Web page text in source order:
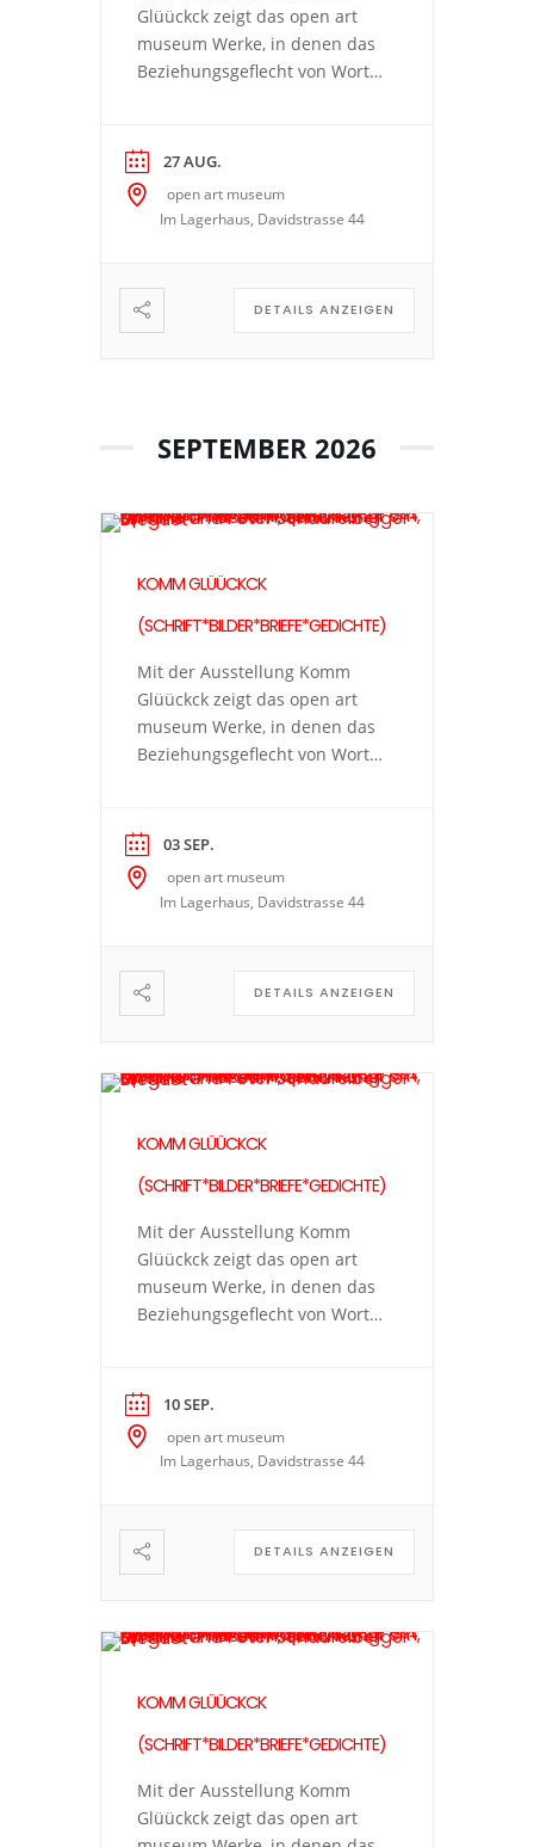
Glüückck zeigt das open art
museum Werke, in denen das
Beziehungsgeflecht von Wort
führt zu spannenden Fragen:
Wann wird ein Gedanke in
Sprache gefasst, wann nimmt
Bild ausdrücken, das ein Text
nicht kann […]
27 AUG.
open art museum
Im Lagerhaus, Davidstrasse 44
DETAILS ANZEIGEN
SEPTEMBER 2026
KOMM GLÜÜCKCK
(SCHRIFT*BILDER*BRIEFE*GEDICHTE)
Mit der Ausstellung Komm
Glüückck zeigt das open art
museum Werke, in denen das
Beziehungsgeflecht von Wort
führt zu spannenden Fragen:
Wann wird ein Gedanke in
Sprache gefasst, wann nimmt
er verschriftlicht die Form
Bild ausdrücken, das ein Text
nicht kann […]
03 SEP.
open art museum
Im Lagerhaus, Davidstrasse 44
DETAILS ANZEIGEN
KOMM GLÜÜCKCK
(SCHRIFT*BILDER*BRIEFE*GEDICHTE)
Mit der Ausstellung Komm
Glüückck zeigt das open art
museum Werke, in denen das
Beziehungsgeflecht von Wort
führt zu spannenden Fragen:
Wann wird ein Gedanke in
Sprache gefasst, wann nimmt
Bild ausdrücken, das ein Text
nicht kann […]
10 SEP.
open art museum
Im Lagerhaus, Davidstrasse 44
DETAILS ANZEIGEN
KOMM GLÜÜCKCK
(SCHRIFT*BILDER*BRIEFE*GEDICHTE)
Mit der Ausstellung Komm
Glüückck zeigt das open art